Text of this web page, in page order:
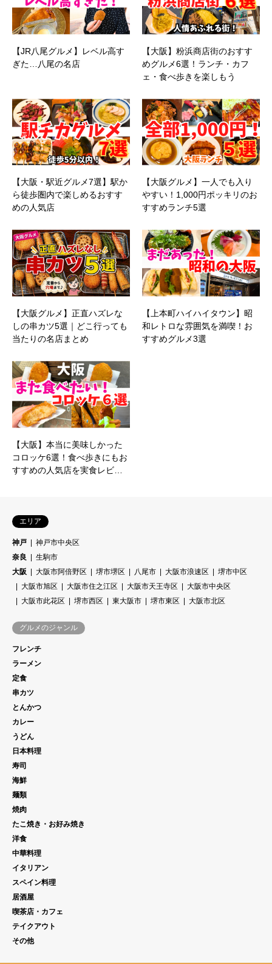
【JR八尾グルメ】レベル高す
ぎた…八尾の名店
【大阪】粉浜商店街のおすす
めグルメ6選！ランチ・カフ
ェ・食べ歩きを楽しもう
【大阪・駅近グルメ7選】駅か
ら徒歩圏内で楽しめるおすす
めの人気店
【大阪グルメ】一人でも入り
やすい！1,000円ポッキリのお
すすめランチ5選
【大阪グルメ】正直ハズレな
しの串カツ5選｜どこ行っても
当たりの名店まとめ
【上本町ハイハイタウン】昭
和レトロな雰囲気を満喫！お
すすめグルメ3選
【大阪】本当に美味しかった
コロッケ6選！食べ歩きにもお
すすめの人気店を実食レビ…
エリア
神戸
神戸市中央区
奈良
生駒市
大阪
大阪市阿倍野区 堺市堺区 八尾市 大阪市浪速区
堺市中区
大阪市旭区
大阪市住之江区 大阪市天王寺区
大阪市中央区
大阪市此花区
堺市西区 東大阪市 堺市東区 大阪市北区
グルメのジャンル
フレンチ
ラーメン
定食
串カツ
とんかつ
カレー
うどん
日本料理
寿司
海鮮
麺類
焼肉
たこ焼き・お好み焼き
洋食
中華料理
イタリアン
スペイン料理
居酒屋
喫茶店・カフェ
テイクアウト
その他